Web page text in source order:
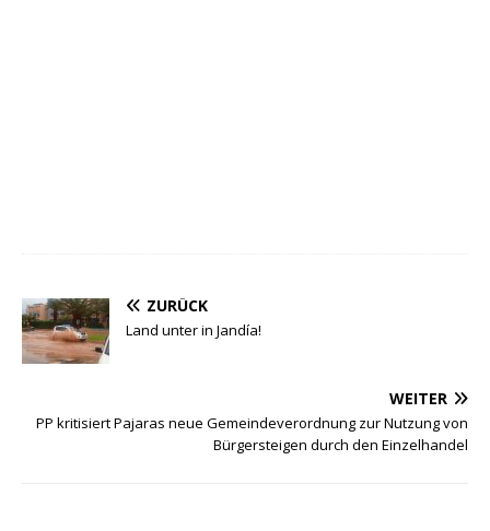
ZURÜCK
Land unter in Jandía!
WEITER
PP kritisiert Pajaras neue Gemeindeverordnung zur Nutzung von
Bürgersteigen durch den Einzelhandel